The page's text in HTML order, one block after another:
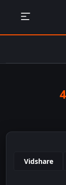
Vidshare